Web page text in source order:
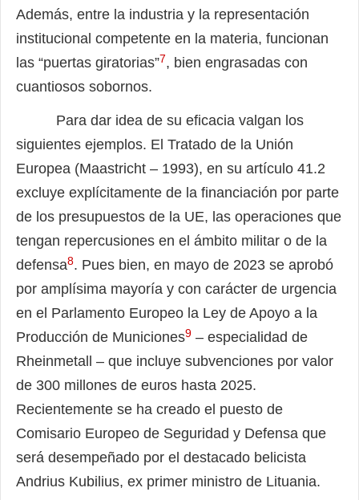
Además, entre la industria y la representación
institucional competente en la materia, funcionan
las “puertas giratorias”7, bien engrasadas con
cuantiosos sobornos.
Para dar idea de su eficacia valgan los
siguientes ejemplos. El Tratado de la Unión
Europea (Maastricht – 1993), en su artículo 41.2
excluye explícitamente de la financiación por parte
de los presupuestos de la UE, las operaciones que
tengan repercusiones en el ámbito militar o de la
defensa8. Pues bien, en mayo de 2023 se aprobó
por amplísima mayoría y con carácter de urgencia
en el Parlamento Europeo la Ley de Apoyo a la
Producción de Municiones9 – especialidad de
Rheinmetall – que incluye subvenciones por valor
de 300 millones de euros hasta 2025.
Recientemente se ha creado el puesto de
Comisario Europeo de Seguridad y Defensa que
será desempeñado por el destacado belicista
Andrius Kubilius, ex primer ministro de Lituania.